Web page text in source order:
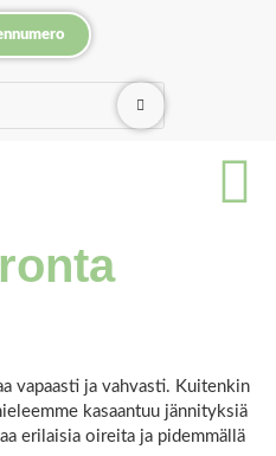
vapaasti ja vahvasti. Kuitenkin
kasaantuu jännityksiä
erilaisia oireita ja pidemmällä